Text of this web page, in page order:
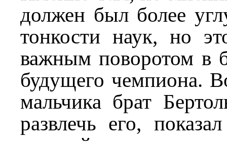
должен был более
тонкости наук, но
важным поворотом в
будущего чемпиона.
мальчика брат
развлечь его,